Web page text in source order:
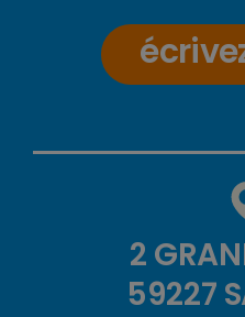
2
59227